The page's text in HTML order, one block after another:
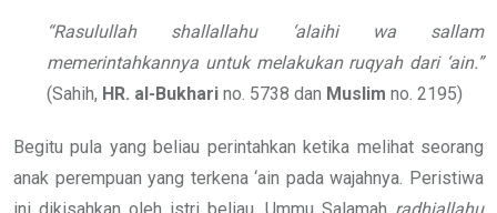
“Rasulullah shallallahu ‘alaihi wa sallam
memerintahkannya untuk melakukan ruqyah dari ‘ain.”
(Sahih, HR. al-Bukhari no. 5738 dan Muslim no. 2195)
Begitu pula yang beliau perintahkan ketika melihat seorang
anak perempuan yang terkena ‘ain pada wajahnya. Peristiwa